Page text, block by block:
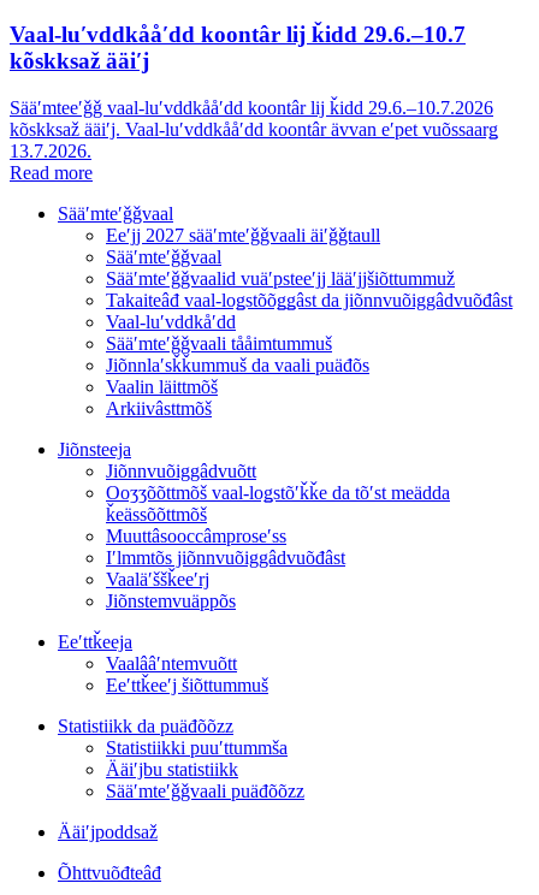
Vaal-luʹvddkååʹdd koontâr lij ǩidd 29.6.–10.7
kõskksaž ääiʹj
Sääʹmteeʹǧǧ vaal-luʹvddkååʹdd koontâr lij ǩidd 29.6.–10.7.2026
kõskksaž ääiʹj. Vaal-luʹvddkååʹdd koontâr ävvan eʹpet vuõssaarǥ
13.7.2026.
Read more
Sääʹmteʹǧǧvaal
Eeʹjj 2027 sääʹmteʹǧǧvaali äiʹǧǧtaull
Sääʹmteʹǧǧvaal
Sääʹmteʹǧǧvaalid vuäʹpsteeʹjj lääʹjjšiõttummuž
Takaiteâđ vaal-loǥstõõǥǥâst da jiõnnvuõiggâdvuõđâst
Vaal-luʹvddkåʹdd
Sääʹmteʹǧǧvaali tååimtummuš
Jiõnnlaʹsǩǩummuš da vaali puäđõs
Vaalin läittmõš
Arkiivâsttmõš
Jiõnsteeja
Jiõnnvuõiggâdvuõtt
Ooʒʒõõttmõš vaal-loǥstõʹǩǩe da tõʹst meädda
ǩeässõõttmõš
Muuttâsooccâmproseʹss
Iʹlmmtõs jiõnnvuõiggâdvuõđâst
Vaaläʹššǩeeʹrj
Jiõnstemvuäppõs
Eeʹttǩeeja
Vaalââʹntemvuõtt
Eeʹttǩeeʹj šiõttummuš
Statistiikk da puäđõõzz
Statistiikki puuʹttummša
Ääiʹjbu statistiikk
Sääʹmteʹǧǧvaali puäđõõzz
Ääiʹjpoddsaž
Õhttvuõđteâđ